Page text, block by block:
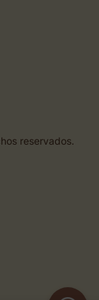
reservados.